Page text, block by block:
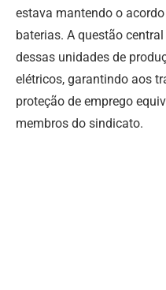
estava mantendo o
baterias. A questão
dessas unidades de
elétricos, garantindo aos
proteção de emprego
membros do sindicato.